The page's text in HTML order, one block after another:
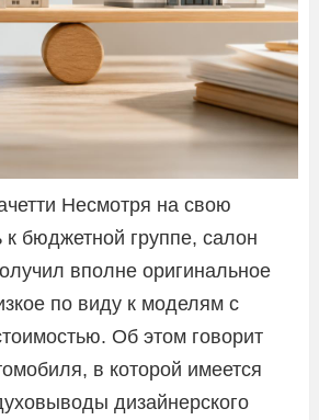
Несмотря на свою
бюджетной группе, салон
вполне оригинальное
по виду к моделям с
Об этом говорит
в которой имеется
дизайнерского